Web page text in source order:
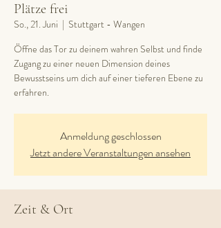
Plätze frei
So., 21. Juni
  |
Stuttgart - Wangen
Öffne das Tor zu deinem wahren Selbst und finde
Zugang zu einer neuen Dimension deines
Bewusstseins um dich auf einer tieferen Ebene zu
erfahren.
Anmeldung geschlossen
Jetzt andere Veranstaltungen ansehen
Zeit & Ort